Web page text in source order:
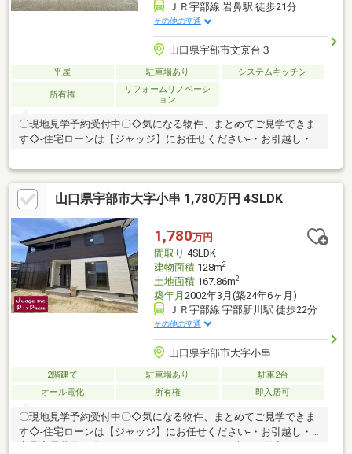
ＪＲ宇部線 岩鼻駅 徒歩21分
その他の交通
山口県宇部市文京台３
平屋 駐車場あり システムキッチン
所有権
リフォームリノベーシ
ョン
〇現地見学予約受付中〇◇気になる物件、まとめてご見学できま
す◇-住宅ローンは【ジャッジ】にお任せください-・お引越し・
っても大丈夫！・おまとめローンも可能♪・勤続年数が1年未満で
もＯＫ！・信用情報に不安があっても大丈夫！ローンに詳しい営
業スタッフがご対応いたします！！※住宅ローンの相談だけでも
大歓迎です♪※少しでも不安のある方、他社で断られた方も是非ご
相談ください♪※ジャッジはお客様と共に解決します！～お問合せ
～【ジャッジ株式会社】山口宇部店０８３６－３９―６０９０ど
んな事でもお気軽にご連絡ください♪
山口県宇部市大字小串 1,780万円 4SLDK
1,780万円
間取り 4SLDK
建物面積128m2
土地面積167.86m2
築年月 2002年3月(築24年6ヶ月)
ＪＲ宇部線 宇部新川駅 徒歩22分
その他の交通
山口県宇部市大字小串
2階建て 駐車場あり
駐車2台
オール電化
所有権 即入居可
〇現地見学予約受付中〇◇気になる物件、まとめてご見学できま
す◇-住宅ローンは【ジャッジ】にお任せください-・お引越し・
家具家電費用も借りれます！・カードローン・車のお借入れがあ